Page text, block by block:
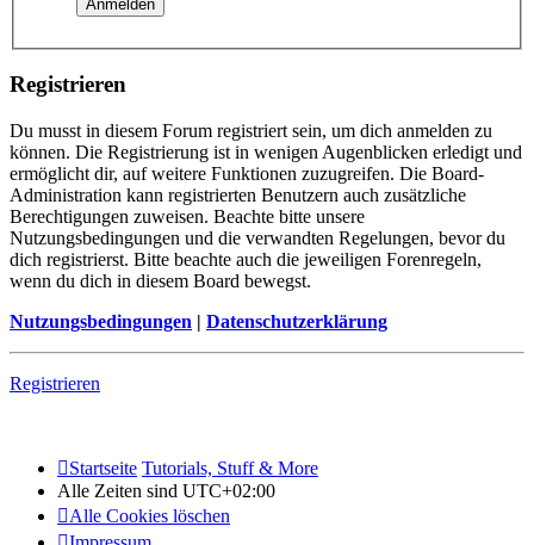
Registrieren
Du musst in diesem Forum registriert sein, um dich anmelden zu
können. Die Registrierung ist in wenigen Augenblicken erledigt und
ermöglicht dir, auf weitere Funktionen zuzugreifen. Die Board-
Administration kann registrierten Benutzern auch zusätzliche
Berechtigungen zuweisen. Beachte bitte unsere
Nutzungsbedingungen und die verwandten Regelungen, bevor du
dich registrierst. Bitte beachte auch die jeweiligen Forenregeln,
wenn du dich in diesem Board bewegst.
Nutzungsbedingungen | Datenschutzerklärung
Registrieren
Startseite Tutorials, Stuff & More
Alle Zeiten sind UTC+02:00
Alle Cookies löschen